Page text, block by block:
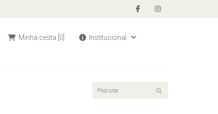
Minha cesta [0]
Institucional